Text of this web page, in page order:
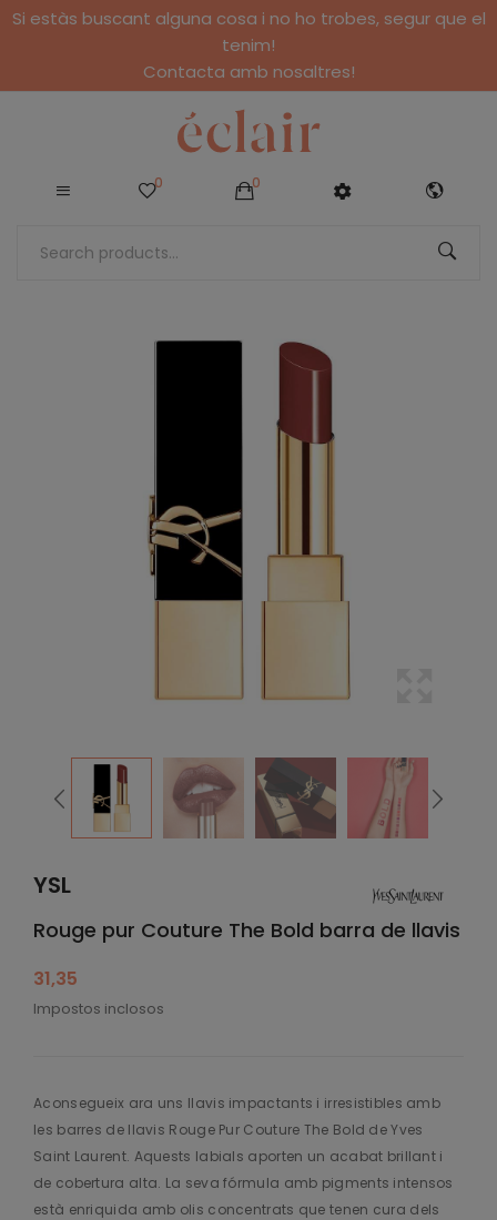
Si estàs buscant alguna cosa i no ho trobes, segur que el
tenim!
Contacta amb nosaltres!
0 0
YSL
Rouge pur Couture The Bold barra de llavis
31,35
Impostos inclosos
Aconsegueix ara uns llavis impactants i irresistibles amb
les barres de llavis Rouge Pur Couture The Bold de Yves
Saint Laurent. Aquests labials aporten un acabat brillant i
de cobertura alta. La seva fórmula amb pigments intensos
està enriquida amb olis concentrats que tenen cura dels